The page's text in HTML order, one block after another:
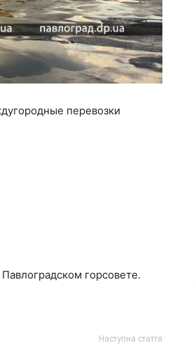
перевозки
горсовете.
Наступна стаття